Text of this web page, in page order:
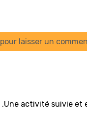
laisser un
activité suivie et